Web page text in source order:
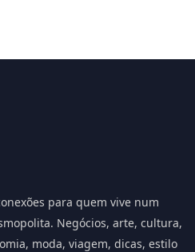
para quem vive num
Negócios, arte, cultura,
moda, viagem, dicas, estilo